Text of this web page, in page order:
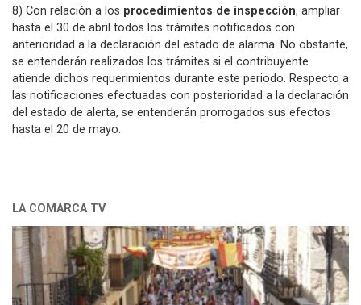
8) Con relación a los procedimientos de inspección, ampliar
hasta el 30 de abril todos los trámites notificados con
anterioridad a la declaración del estado de alarma. No obstante,
se entenderán realizados los trámites si el contribuyente
atiende dichos requerimientos durante este periodo. Respecto a
las notificaciones efectuadas con posterioridad a la declaración
del estado de alerta, se entenderán prorrogados sus efectos
hasta el 20 de mayo.
LA COMARCA TV